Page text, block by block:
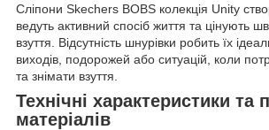
Сліпони Skechers BOBS колекція Unity
ведуть активний спосіб життя та цінують
взуття. Відсутність шнурівки робить їх
виходів, подорожей або ситуацій, коли
та знімати взуття.
Технічні характеристики та
матеріалів